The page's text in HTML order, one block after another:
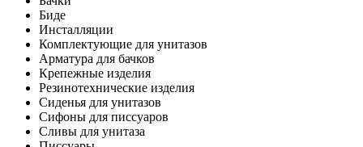
Биде
Инсталляции
Комплектующие для унитазов
Арматура для бачков
Крепежные изделия
Резинотехнические изделия
Сиденья для унитазов
Сифоны для писсуаров
Сливы для унитаза